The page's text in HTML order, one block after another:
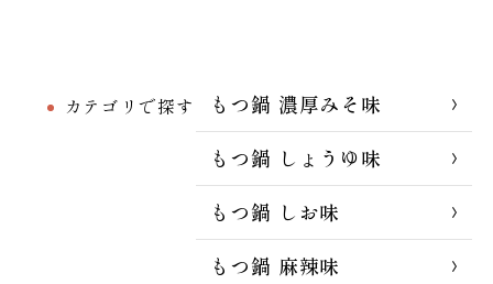
カテゴリで探す
もつ鍋 濃厚みそ味
もつ鍋 しょうゆ味
もつ鍋 しお味
もつ鍋 麻辣味